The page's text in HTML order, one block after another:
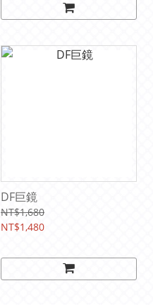
DF巨鏡
NT$1,680
NT$1,480